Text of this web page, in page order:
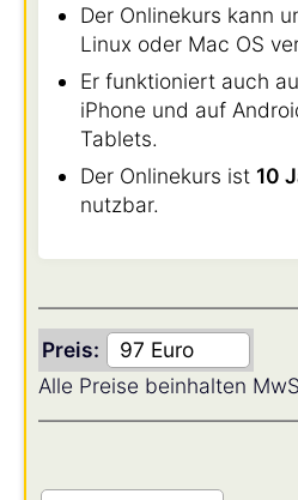
Der Onlinekurs kann
Linux oder Mac OS
Er funktioniert auch
iPhone und auf
Tablets.
Der Onlinekurs ist 10
nutzbar.
Preis:
Alle Preise beinhalten